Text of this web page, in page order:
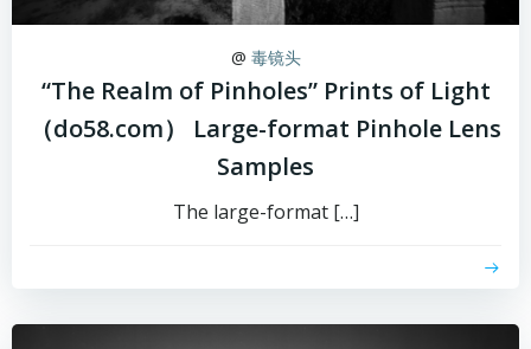
@ 毒镜头
“The Realm of Pinholes” Prints of Light
（do58.com） Large-format Pinhole Lens
Samples
The large-format […]